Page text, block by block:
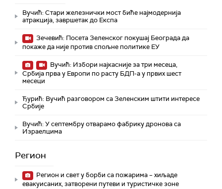
Вучић: Стари железнички мост биће најмодернија
атракција, завршетак до Експа
Зечевић: Посета Зеленског покушај Београда да
покаже да није против спољне политике ЕУ
Вучић: Избори најкасније за три месеца,
Србија прва у Европи по расту БДП-а у првих шест
месеци
Ђурић: Вучић разговором са Зеленским штити интересе
Србије
Вучић: У септембру отварамо фабрику дронова са
Израелцима
Регион
Регион и свет у борби са пожарима – хиљаде
евакуисаних, затворени путеви и туристичке зоне